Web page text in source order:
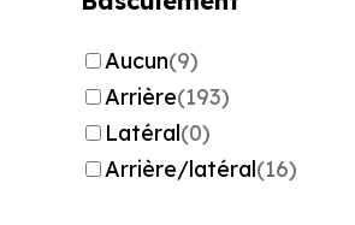
Aucun(9)
Arrière(193)
Latéral(0)
Arrière/latéral(16)